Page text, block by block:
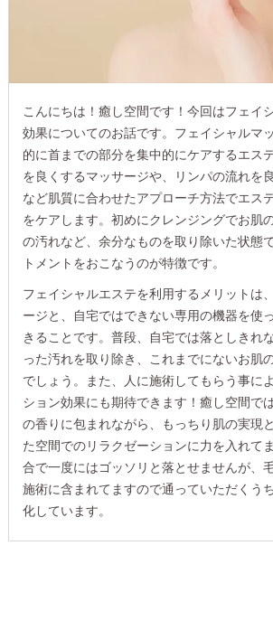
こんにちは！癒し空間です！今回はフェイ
効果についてのお話です。フェイシャルマ
的に首までの部分を集中的にケアするエス
を良くするマッサージや、リンパの流れを
など肌質に合わせたアプローチ方法でエス
をケアします。初めにクレンジングでお肌
の汚れなど、余分なものを取り除いた状態
トメントをおこなうのが特徴です。
フェイシャルエステを利用するメリットは
ージと、自宅ではできない専用の機器を使
きることです。普段、自宅では落としきれ
った汚れを取り除き、これまでにないお肌
でしょう。また、人に施術してもらう事に
ション効果にも期待できます！癒し空間で
の香りに包まれながら、もっちり肌の実現
た空間でのリラクゼーションに力を入れて
合で一度にはゴッソリと落とせませんが、
施術に含まれてますので通っていただくう
化しています。